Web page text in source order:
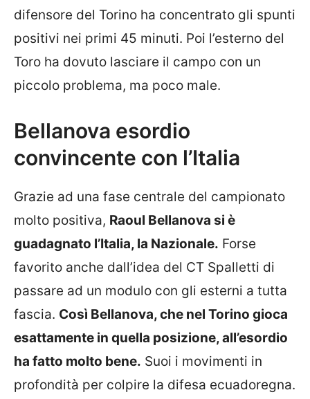
difensore del Torino ha concentrato gli spunti
positivi nei primi 45 minuti. Poi l’esterno del
Toro ha dovuto lasciare il campo con un
piccolo problema, ma poco male.
Bellanova esordio
convincente con l’Italia
Grazie ad una fase centrale del campionato
molto positiva, Raoul Bellanova si è
guadagnato l’Italia, la Nazionale. Forse
favorito anche dall’idea del CT Spalletti di
passare ad un modulo con gli esterni a tutta
fascia. Così Bellanova, che nel Torino gioca
esattamente in quella posizione, all’esordio
ha fatto molto bene. Suoi i movimenti in
profondità per colpire la difesa ecuadoregna.